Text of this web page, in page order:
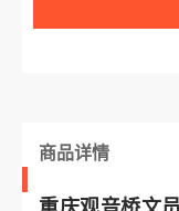
商品详情